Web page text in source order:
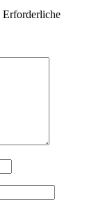
Erforderliche